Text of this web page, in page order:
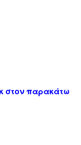
στον παρακάτω